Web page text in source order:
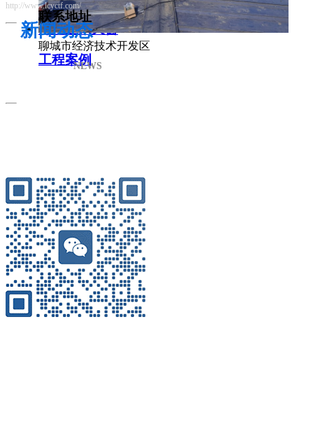
薄型通风天窗
工程案例
新闻动态
NEWS
联系地址
聊城市经济技术开发区
http://www.lcyctf.com/